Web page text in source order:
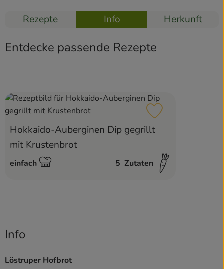
Rezepte
Rezepte Info Herkunft
Entdecke passende Rezepte
Hokkaido-Auberginen Dip gegrillt
mit Krustenbrot
Schwierigkeit:
einfach 5 Zutaten
Info
Löstruper Hofbrot